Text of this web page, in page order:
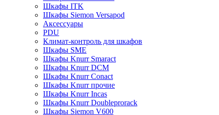
Шкафы ITK
Шкафы Siemon Versapod
Аксессуары
PDU
Климат-контроль для шкафов
Шкафы SME
Шкафы Knurr Smaract
Шкафы Knurr DCM
Шкафы Knurr Conact
Шкафы Knurr прочие
Шкафы Knurr Incas
Шкафы Knurr Doubleprorack
Шкафы Siemon V600